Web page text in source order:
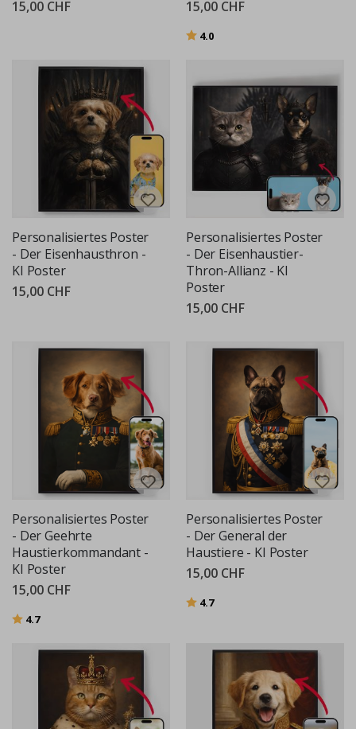
15,00 CHF 15,00 CHF
Bewertung:
4.0
Personalisiertes Poster
- Der Eisenhausthron -
KI Poster
15,00 CHF
Personalisiertes Poster
- Der Eisenhaustier-
Thron-Allianz - KI
Poster
15,00 CHF
Personalisiertes Poster
- Der Geehrte
Haustierkommandant -
KI Poster
15,00 CHF
Bewertung:
4.7von 5 Sternen
Personalisiertes Poster
- Der General der
Haustiere - KI Poster
15,00 CHF
Bewertung:
4.7von 5 Sternen